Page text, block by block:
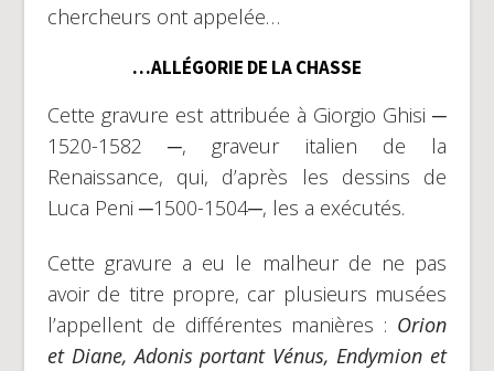
chercheurs ont appelée…
…ALLÉGORIE DE LA CHASSE
Cette gravure est attribuée à Giorgio Ghisi ─
1520-1582 ─, graveur italien de la
Renaissance, qui, d’après les dessins de
Luca Peni ─1500-1504─, les a exécutés.
Cette gravure a eu le malheur de ne pas
avoir de titre propre, car plusieurs musées
l’appellent de différentes manières : Orion
et Diane, Adonis portant Vénus, Endymion et